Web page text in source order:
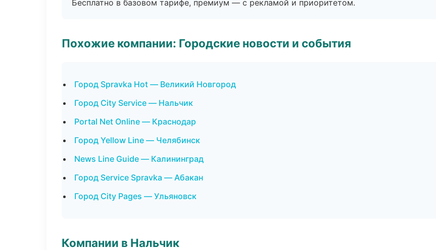
Бесплатно в базовом тарифе, премиум — с рекламой и приоритетом.
Похожие компании: Городские новости и события
Город Spravka Hot — Великий Новгород
Город City Service — Нальчик
Portal Net Online — Краснодар
Город Yellow Line — Челябинск
News Line Guide — Калининград
Город Service Spravka — Абакан
Город City Pages — Ульяновск
Компании в Нальчик